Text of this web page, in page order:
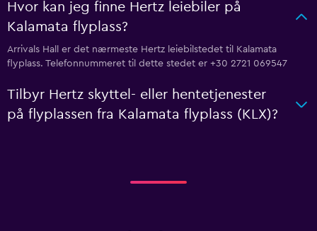
Hvor kan jeg finne Hertz leiebiler på
Kalamata flyplass?
Arrivals Hall er det nærmeste Hertz leiebilstedet til Kalamata
flyplass. Telefonnummeret til dette stedet er +30 2721 069547
Tilbyr Hertz skyttel- eller hentetjenester
på flyplassen fra Kalamata flyplass (KLX)?